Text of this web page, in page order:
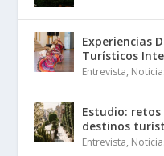
Experiencias
Turísticos
Entrevista,
Estudio:
destinos
Entrevista,